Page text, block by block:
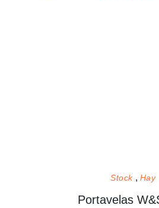
Stock Hay
Portavelas